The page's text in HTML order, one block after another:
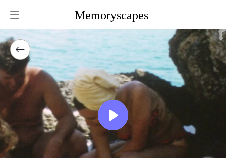
Memoryscapes